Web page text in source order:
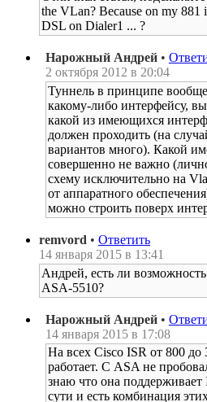
the VLan? Because on my 881
DSL on Dialer1 ... ?
Нарожный Андрей •
2 октября 2012 в 20:04
Туннель в принципе
какому-либо интерфейсу,
какой из имеющихся
должен проходить (на
вариантов много). Какой
совершенно не важно
схему исключительно на
от аппаратного
можно строить поверх
remvord • Ответить
14 января 2015 в 13:41
Андрей, есть ли
ASA-5510?
Нарожный Андрей •
14 января 2015 в 17:08
На всех Cisco ISR от 800
работает. С ASA не
знаю что она
сути и есть комбинация